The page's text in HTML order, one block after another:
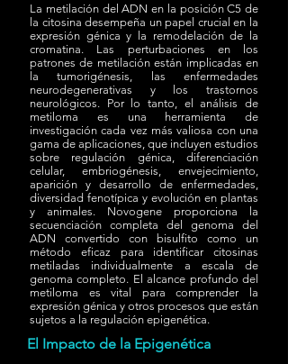
La metilación del ADN en la posición C5 de
la citosina desempeña un papel crucial en la
expresión génica y la remodelación de la
cromatina. Las perturbaciones en los
patrones de metilación están implicadas en
la tumorigénesis, las enfermedades
neurodegenerativas y los trastornos
neurológicos. Por lo tanto, el análisis de
metiloma es una herramienta de
investigación cada vez más valiosa con una
gama de aplicaciones, que incluyen estudios
sobre regulación génica, diferenciación
celular, embriogénesis, envejecimiento,
aparición y desarrollo de enfermedades,
diversidad fenotípica y evolución en plantas
y animales. Novogene proporciona la
secuenciación completa del genoma del
ADN convertido con bisulfito como un
método eficaz para identificar citosinas
metiladas individualmente a escala de
genoma completo. El alcance profundo del
metiloma es vital para comprender la
expresión génica y otros procesos que están
sujetos a la regulación epigenética.
El Impacto de la Epigenética